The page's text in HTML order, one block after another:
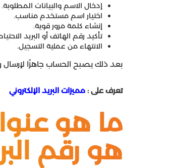
إدخال الاسم والبيانات المطلوبة.
اختيار اسم مستخدم مناسب.
إنشاء كلمة مرور قوية.
تأكيد رقم الهاتف أو البريد
الانتهاء من عملية التسجيل.
بعد ذلك يصبح الحساب جاهزًا لإرسال
تعرف على : مميزات البريد الإلكتروني
ما هو
هو رقم